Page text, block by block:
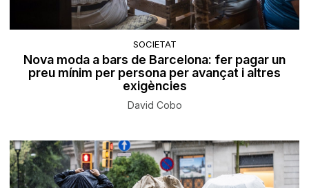
SOCIETAT
Nova moda a bars de Barcelona: fer pagar un
preu mínim per persona per avançat i altres
exigències
David Cobo